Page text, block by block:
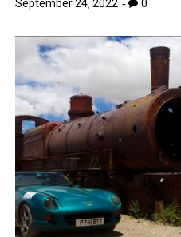
September 24, 2022 0